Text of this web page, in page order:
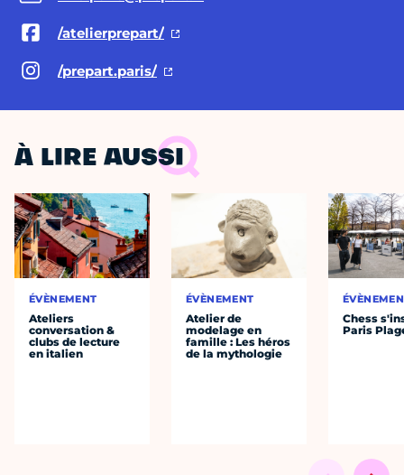
/atelierprepart/
/prepart.paris/
À LIRE AUSSI
ÉVÈNEMENT
Ateliers
conversation &
clubs de lecture
en italien
ÉVÈNEMENT
Atelier de
modelage en
famille : Les héros
de la mythologie
Chess
Paris